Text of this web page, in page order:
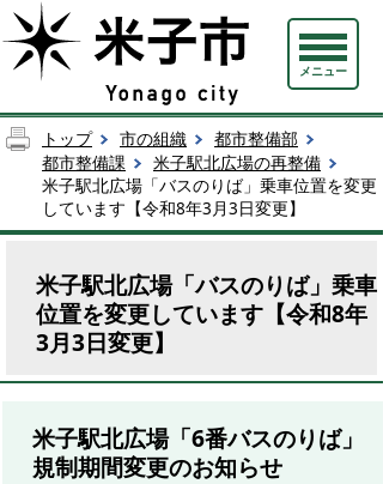
メニュー
トップ 市の組織
都市整備部
都市整備課
米子駅北広場の再整備
米子駅北広場「バスのりば」乗車位置を変更
しています【令和8年3月3日変更】
米子駅北広場「バスのりば」乗車
位置を変更しています【令和8年
3月3日変更】
米子駅北広場「6番バスのりば」
規制期間変更のお知らせ